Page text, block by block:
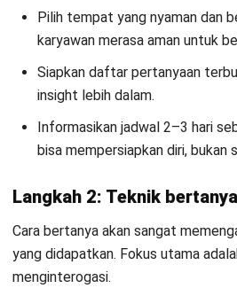
Hindari pertanyaan yang
Langkah 3: Dokumentasi
Hasil percakapan akan sia-sia jika
Catat poin-poin penting selama
tanpa izin).
Susun rencana tindak lanjut
interview.